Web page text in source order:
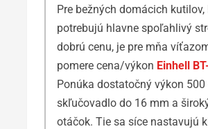
Pre bežných domácich kutilov,
potrebujú hlavne spoľahlivý
dobrú cenu, je pre mňa
pomere cena/výkon Einhell
Ponúka dostatočný výkon 500
skľučovadlo do 16 mm a
otáčok. Tie sa síce nastavujú